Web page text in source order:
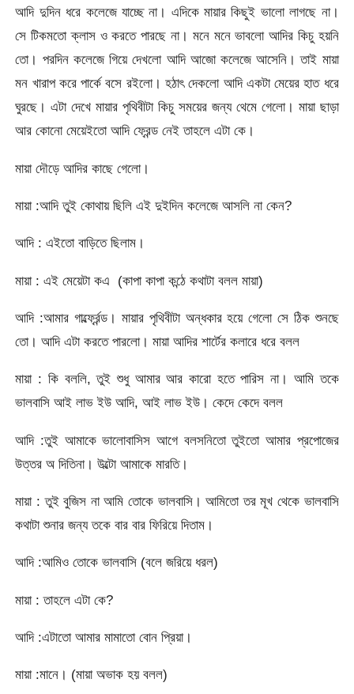
আদি দুদিন ধরে কলেজে যাচ্ছে না। এদিকে মায়ার কিছুই ভালো লাগছে না।
সে টিকমতো ক্লাস ও করতে পারছে না। মনে মনে ভাবলো আদির কিচু হয়নি
তো। পরদিন কলেজে গিয়ে দেখলো আদি আজো কলেজে আসেনি। তাই মায়া
মন খারাপ করে পার্কে বসে রইলো। হঠাৎ দেকলো আদি একটা মেয়ের হাত ধরে
ঘুরছে। এটা দেখে মায়ার পৃথিবীটা কিচু সময়ের জন্য থেমে গেলো। মায়া ছাড়া
আর কোনো মেয়েইতো আদি ফ্রেন্ড নেই তাহলে এটা কে।
মায়া দৌড়ে আদির কাছে গেলো।
মায়া :আদি তুই কোথায় ছিলি এই দুইদিন কলেজে আসলি না কেন?
আদি : এইতো বাড়িতে ছিলাম।
মায়া : এই মেয়েটা কএ (কাপা কাপা কন্ঠে কথাটা বলল মায়া)
আদি :আমার গার্ল্ফ্রেন্ড। মায়ার পৃথিবীটা অন্ধকার হয়ে গেলো সে ঠিক শুনছে
তো। আদি এটা করতে পারলো। মায়া আদির শার্টের কলারে ধরে বলল
মায়া : কি বললি, তুই শুধু আমার আর কারো হতে পারিস না। আমি তকে
ভালবাসি আই লাভ ইউ আদি, আই লাভ ইউ। কেদে কেদে বলল
আদি :তুই আমাকে ভালোবাসিস আগে বলসনিতো তুইতো আমার প্রপোজের
উত্তর অ দিতিনা। উল্টো আমাকে মারতি।
মায়া : তুই বুজিস না আমি তোকে ভালবাসি। আমিতো তর মূখ থেকে ভালবাসি
কথাটা শুনার জন্য তকে বার বার ফিরিয়ে দিতাম।
আদি :আমিও তোকে ভালবাসি (বলে জরিয়ে ধরল)
মায়া : তাহলে এটা কে?
আদি :এটাতো আমার মামাতো বোন প্রিয়া।
মায়া :মানে। (মায়া অভাক হয় বলল)